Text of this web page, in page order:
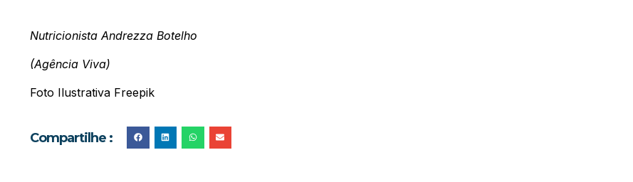
Nutricionista Andrezza Botelho
(Agência Viva)
Foto Ilustrativa Freepik
Compartilhe :